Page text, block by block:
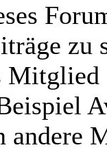
Mitglied
andere